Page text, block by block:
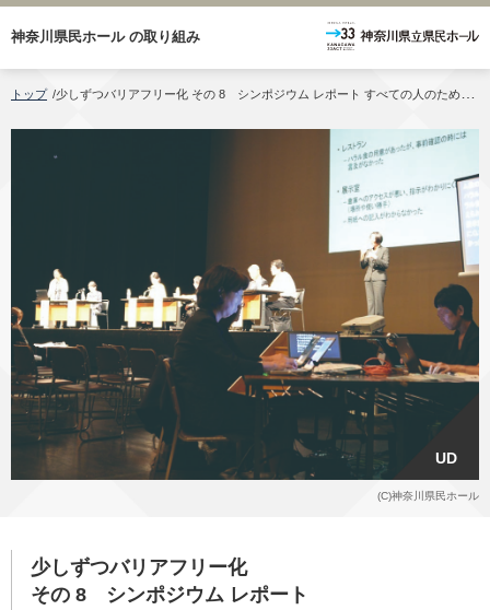
神奈川県民ホールの取り組み
トップ /少しずつバリアフリー化 その 8 シンポジウム レポート すべての人のための文化施設であるために
UD
(C)神奈川県民ホール
少しずつバリアフリー化
その 8 シンポジウム レポート